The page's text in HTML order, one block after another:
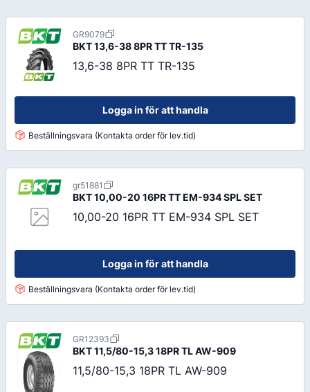
GR9079
BKT13,6-38 8PR TT TR-135
13,6-38 8PR TT TR-135
Logga in för att handla
Beställningsvara (Kontakta order för lev.tid)
gr51881
BKT10,00-20 16PR TT EM-934 SPL SET
10,00-20 16PR TT EM-934 SPL SET
Logga in för att handla
Beställningsvara (Kontakta order för lev.tid)
GR12393
BKT11,5/80-15,3 18PR TL AW-909
11,5/80-15,3 18PR TL AW-909